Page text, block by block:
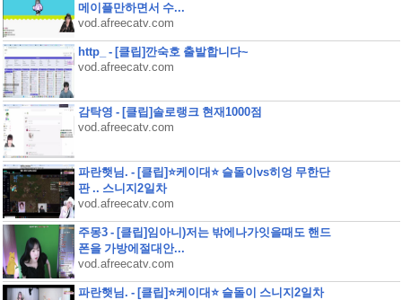
메이플만하면서 수...
vod.afreecatv.com
http_ - [클립]깐숙호 출발합니다~
vod.afreecatv.com
감탁영 - [클립]솔로랭크 현재1000점
vod.afreecatv.com
파란햇님. - [클립]⭐케이대⭐ 슬돌이vs히엉 무한단
판 .. 스니지2일차
vod.afreecatv.com
주몽3 - [클립]임아니)저는 밖에나가잇을때도 핸드
폰을 가방에절대안...
vod.afreecatv.com
파란햇님. - [클립]⭐케이대⭐ 슬돌이 스니지2일차